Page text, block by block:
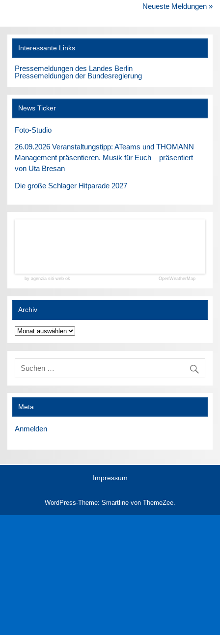
Neueste Meldungen »
Interessante Links
Pressemeldungen des Landes Berlin
Pressemeldungen der Bundesregierung
News Ticker
Foto-Studio
26.09.2026 Veranstaltungstipp: ATeams und THOMANN
Management präsentieren. Musik für Euch – präsentiert
von Uta Bresan
Die große Schlager Hitparade 2027
by agenzia siti web ok OpenWeatherMap
Archiv
Archiv
Meta
Anmelden
Impressum
WordPress-Theme: Smartline von ThemeZee.